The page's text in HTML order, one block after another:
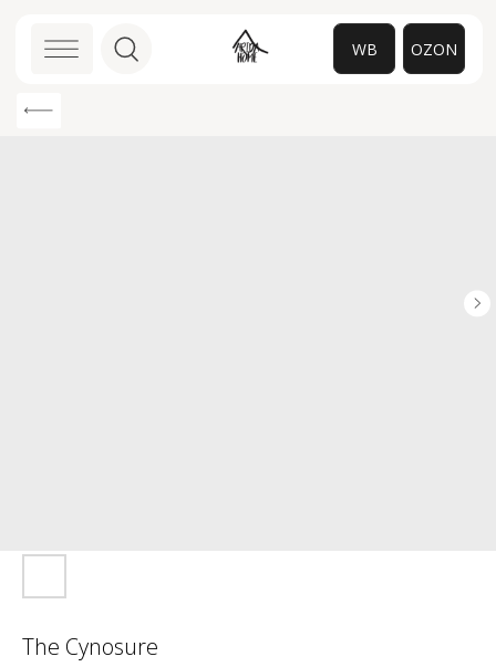
WB
The Cynosure